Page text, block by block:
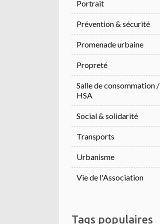
Portrait
Prévention & sécurité
Promenade urbaine
Propreté
Salle de consommation /
HSA
Social & solidarité
Transports
Urbanisme
Vie de l'Association
Tags populaires